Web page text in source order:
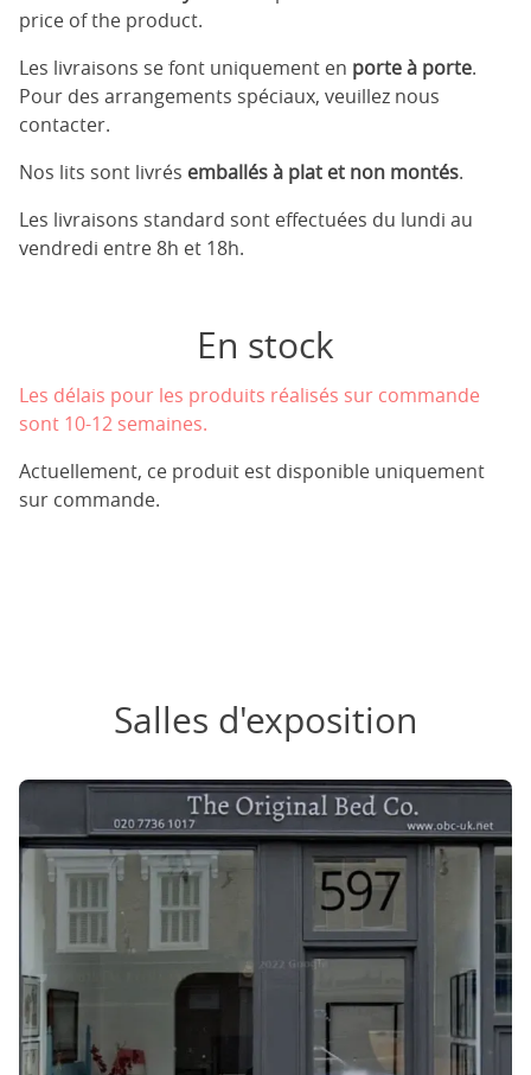
price of the product.
Les livraisons se font uniquement en porte à porte.
Pour des arrangements spéciaux, veuillez nous
contacter.
Nos lits sont livrés emballés à plat et non montés.
Les livraisons standard sont effectuées du lundi au
vendredi entre 8h et 18h.
En stock
Les délais pour les produits réalisés sur commande
sont 10-12 semaines.
Actuellement, ce produit est disponible uniquement
sur commande.
Salles d'exposition